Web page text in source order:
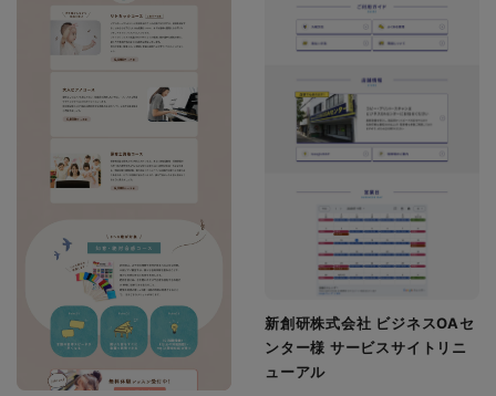
新創研株式会社 ビジネスOAセ
ンター様 サービスサイトリニ
ューアル